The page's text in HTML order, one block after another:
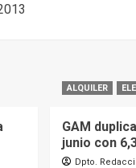
ALQUILER
GAM
junio con
Dpto.